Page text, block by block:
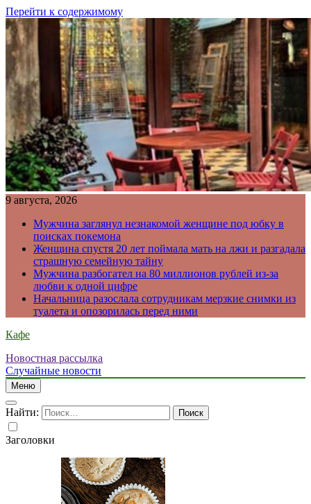
Перейти к содержимому
9 августа, 2026
Мужчина заглянул незнакомой женщине под юбку в
поисках покемона
Женщина спустя 20 лет поймала мать на лжи и разгадала
страшную семейную тайну
Мужчина разбогател на 80 миллионов рублей из-за
любви к одной цифре
Начальница разослала сотрудникам мерзкие снимки из
туалета и опозорилась перед ними
Кафе
Новостная рассылка
Случайные новости
Меню
Найти:
Заголовки